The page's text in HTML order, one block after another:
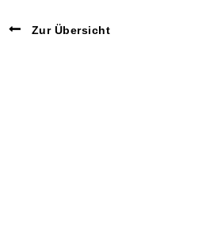
Zur Übersicht